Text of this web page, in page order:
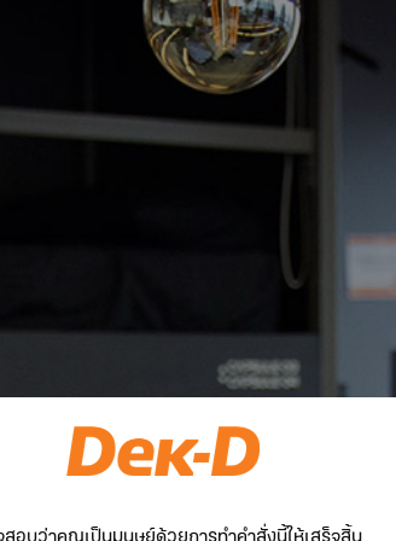
สอบว่าคุณเป็นมนุษย์ด้วยการทำคำสั่งนี้ให้เสร็จสิ้น